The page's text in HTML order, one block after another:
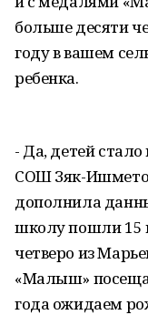
больше десяти
году в вашем
ребенка.
- Да, детей
СОШ Зяк-
дополнила
школу пошли 15
четверо из
«Малыш»
года ожидаем